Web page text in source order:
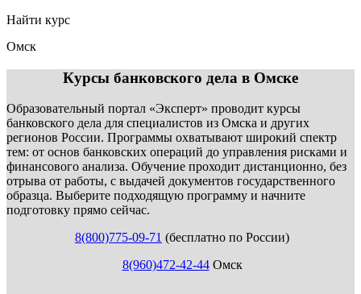
Найти курс
Омск
Курсы банковского дела в Омске
Образовательный портал «Эксперт» проводит курсы
банковского дела для специалистов из Омска и других
регионов России. Программы охватывают широкий спектр
тем: от основ банковских операций до управления рисками и
финансового анализа. Обучение проходит дистанционно, без
отрыва от работы, с выдачей документов государственного
образца. Выберите подходящую программу и начните
подготовку прямо сейчас.
8(800)775-09-71 (бесплатно по России)
8(960)472-42-44Омск